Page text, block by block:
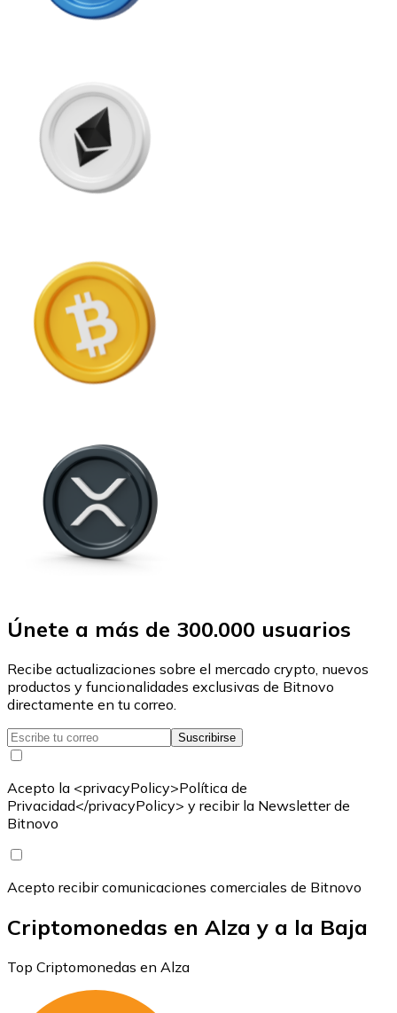
Únete a más de 300.000 usuarios
Recibe actualizaciones sobre el mercado crypto, nuevos
productos y funcionalidades exclusivas de Bitnovo
directamente en tu correo.
Suscribirse
Acepto la <privacyPolicy>Política de
Privacidad</privacyPolicy> y recibir la Newsletter de
Bitnovo
Acepto recibir comunicaciones comerciales de Bitnovo
Criptomonedas en Alza y a la Baja
Top Criptomonedas en Alza